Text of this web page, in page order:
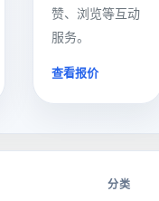
赞、浏览等互动
服务。
查看报价
分类